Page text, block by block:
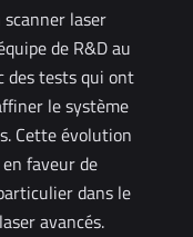
laser
de R&D au
des tests qui ont
le système
Cette évolution
faveur de
dans le
avancés.